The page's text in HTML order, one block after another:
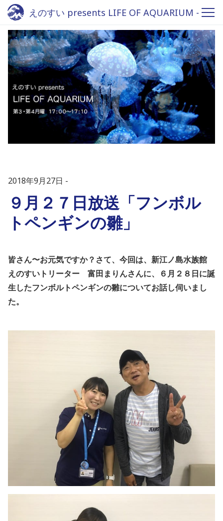
えのすい presents LIFE OF AQUARIUM -
Fm yokohama 84.7
2018年9月27日
９月２７日放送「フンボル
トペンギンの雛」
皆さん〜お元気ですか？ さて、今回は、新江ノ島水族館
えのすいトリーター 富田まりんさんに、
６月２８日に誕
生したフンボルトペンギンの雛についてお話し伺いまし
た。